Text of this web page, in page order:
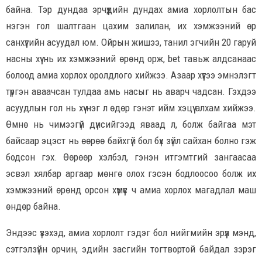
байна. Тэр дундаа эрчүүдийн дундах амиа хорлолтын бас
нэгэн гол шалтгаан цахим залилан, их хэмжээний өр
санхүүгийн асуудал юм. Ойрын жишээ, танил эгчийн 20 гаруй
насны хүү нь их хэмжээний өрөнд орж, bet тавьж алдсанаас
болоод амиа хорлох оролдлого хийжээ. Азаар хүүгээ эмнэлэгт
түргэн аваачсан тулдаа амь насыг нь аварч чадсан. Гэхдээ
асуудлын гол нь хүү нэг л өдөр гэнэт ийм хэцүү алхам хийжээ.
Өмнө нь чимээгүй дүнсийгээд яваад л, болж байгаа мэт
байсаар эцэст нь өөрөө байхгүй бол бүх зүйл сайхан болно гэж
бодсон гэх. Өөрөөр хэлбэл, гэнэн итгэмтгий зангаасаа
эсвэл хялбар аргаар мөнгө олох гэсэн бодлоосоо болж их
хэмжээний өрөнд орсон хүмүүс ч амиа хорлох магадлал маш
өндөр байна.
Эндээс үзэхэд, амиа хорлолт гэдэг бол нийгмийн эрүүл мэнд,
сэтгэлзүйн орчин, эдийн засгийн тогтвортой байдал зэрэг